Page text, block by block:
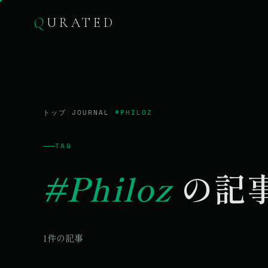
Q URATED
トップ JOURNAL #PHILOZ
TAG
#Philozの記
1件の記事